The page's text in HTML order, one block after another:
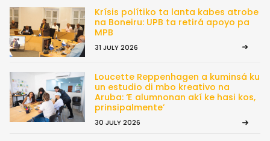
Krísis polítiko ta lanta kabes atrobe
na Boneiru: UPB ta retirá apoyo pa
MPB
31 JULY 2026
Loucette Reppenhagen a kuminsá ku
un estudio di mbo kreativo na
Aruba: ‘E alumnonan akí ke hasi kos,
prinsipalmente’
30 JULY 2026